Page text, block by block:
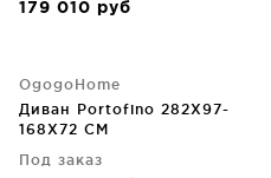
179 010 руб
OgogoHome
Диван Portofino 282X97-
168X72 CM
Под заказ